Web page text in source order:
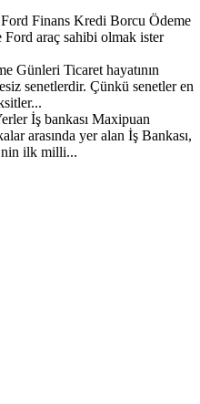
Ford Finans Kredi Borcu Ödeme
araç sahibi olmak ister
Günleri Ticaret hayatının
senetlerdir. Çünkü senetler en
İş bankası Maxipuan
arasında yer alan İş Bankası,
ilk milli...